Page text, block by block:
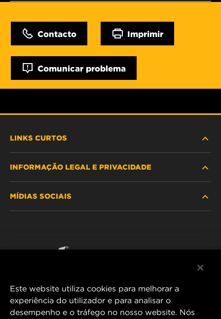
Contacto Imprimir
Comunicar problema
LINKS CURTOS
ONDE COMPRAR
CONTACTE NOS
INFORMAÇÃO LEGAL E PRIVACIDADE
MÍDIAS SOCIAIS
MANN+HUMMEL FT Poland
Este website utiliza cookies para melhorar a
experiência do utilizador e para analisar o
desempenho e o tráfego no nosso website. Nós